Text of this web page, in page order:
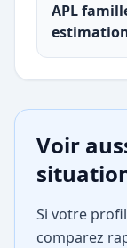
APL
Voir
Si votre
comparez